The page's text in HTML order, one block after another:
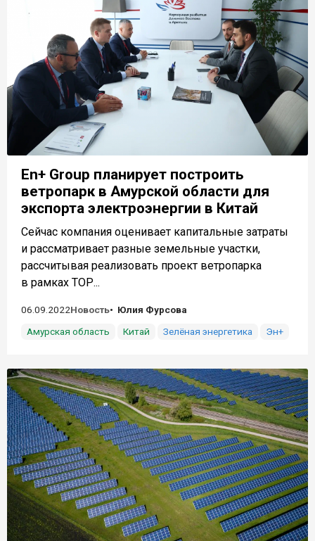
En+ Group планирует построить
ветропарк в Амурской области для
экспорта электроэнергии в Китай
Сейчас компания оценивает капитальные затраты
и рассматривает разные земельные участки,
рассчитывая реализовать проект ветропарка
в рамках ТОР...
06.09.2022Новость
Юлия Фурсова
Амурская область
Китай Зелёная энергетика Эн+